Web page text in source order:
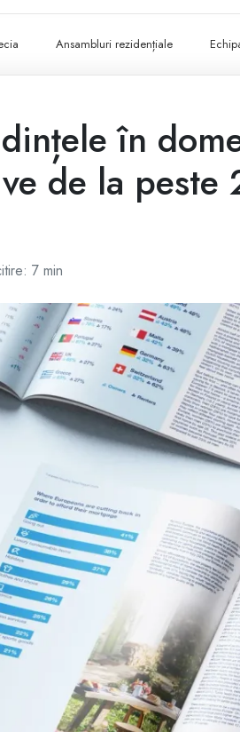
Ansambluri rezidențiale
în
de la
7 min